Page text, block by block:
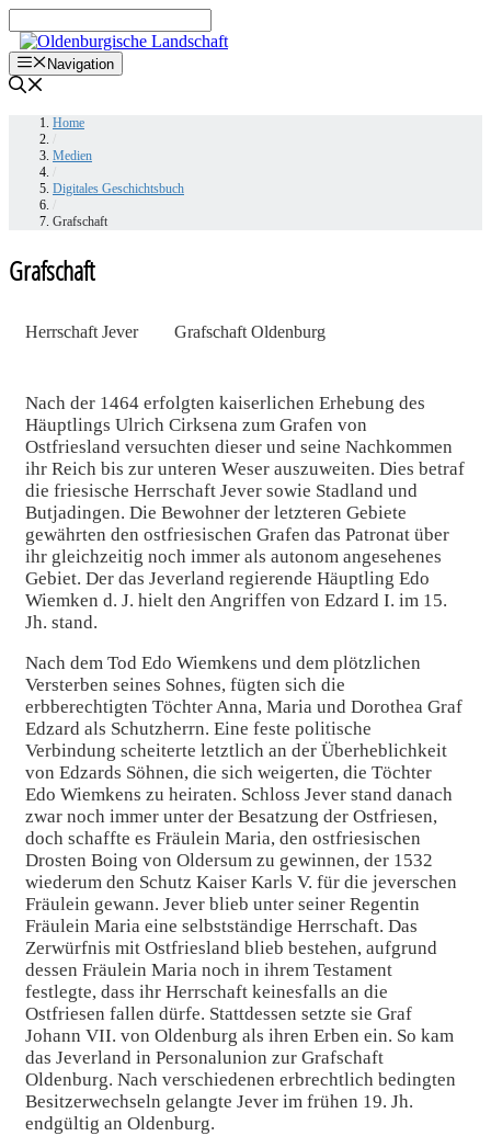
Inhalt
springenNavigation
Home
Medien
Digitales Geschichtsbuch
Grafschaft
Grafschaft
Herrschaft Jever Grafschaft Oldenburg
Nach der 1464 erfolgten kaiserlichen Erhebung des
Häuptlings Ulrich Cirksena zum Grafen von
Ostfriesland versuchten dieser und seine Nachkommen
ihr Reich bis zur unteren Weser auszuweiten. Dies betraf
die friesische Herrschaft Jever sowie Stadland und
Butjadingen. Die Bewohner der letzteren Gebiete
gewährten den ostfriesischen Grafen das Patronat über
ihr gleichzeitig noch immer als autonom angesehenes
Gebiet. Der das Jeverland regierende Häuptling Edo
Wiemken d. J. hielt den Angriffen von Edzard I. im 15.
Jh. stand.
Nach dem Tod Edo Wiemkens und dem plötzlichen
Versterben seines Sohnes, fügten sich die
erbberechtigten Töchter Anna, Maria und Dorothea Graf
Edzard als Schutzherrn. Eine feste politische
Verbindung scheiterte letztlich an der Überheblichkeit
von Edzards Söhnen, die sich weigerten, die Töchter
Edo Wiemkens zu heiraten. Schloss Jever stand danach
zwar noch immer unter der Besatzung der Ostfriesen,
doch schaffte es Fräulein Maria, den ostfriesischen
Drosten Boing von Oldersum zu gewinnen, der 1532
wiederum den Schutz Kaiser Karls V. für die jeverschen
Fräulein gewann. Jever blieb unter seiner Regentin
Fräulein Maria eine selbstständige Herrschaft. Das
Zerwürfnis mit Ostfriesland blieb bestehen, aufgrund
dessen Fräulein Maria noch in ihrem Testament
festlegte, dass ihr Herrschaft keinesfalls an die
Ostfriesen fallen dürfe. Stattdessen setzte sie Graf
Johann VII. von Oldenburg als ihren Erben ein. So kam
das Jeverland in Personalunion zur Grafschaft
Oldenburg. Nach verschiedenen erbrechtlich bedingten
Besitzerwechseln gelangte Jever im frühen 19. Jh.
endgültig an Oldenburg.